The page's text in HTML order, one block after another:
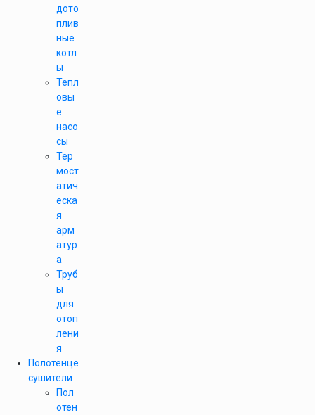
дото
плив
ные
котл
ы
Тепл
овы
е
насо
сы
Тер
мост
атич
еска
я
арм
атур
а
Труб
ы
для
отоп
лени
я
Полотенце
сушители
Пол
отен